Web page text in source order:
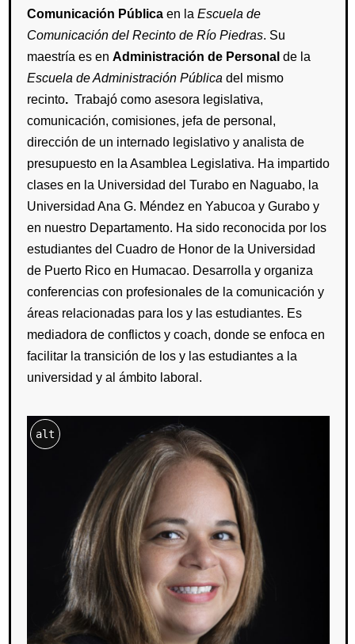
Comunicación Pública en la Escuela de
Comunicación del Recinto de Río Piedras. Su
maestría es en Administración de Personal de la
Escuela de Administración Pública del mismo
recinto. Trabajó como asesora legislativa,
comunicación, comisiones, jefa de personal,
dirección de un internado legislativo y analista de
presupuesto en la Asamblea Legislativa. Ha impartido
clases en la Universidad del Turabo en Naguabo, la
Universidad Ana G. Méndez en Yabucoa y Gurabo y
en nuestro Departamento. Ha sido reconocida por los
estudiantes del Cuadro de Honor de la Universidad
de Puerto Rico en Humacao. Desarrolla y organiza
conferencias con profesionales de la comunicación y
áreas relacionadas para los y las estudiantes. Es
mediadora de conflictos y coach, donde se enfoca en
facilitar la transición de los y las estudiantes a la
universidad y al ámbito laboral.
alt